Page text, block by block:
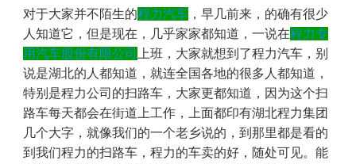
对于大家并不陌生的程力汽车 ，早几前来，的确有很少
人知道它，但是现在，几乎家家都知道，一说在程力专
用汽车股份有限公司
上班，大家就想到了程力汽车，别
说是湖北的人都知道，就连全国各地的很多人都知道，
特别是程力公司的扫路车，大家更都知道，因为这个扫
路车每天都会在街道上工作，上面都印有湖北程力集团
几个大字，就像我们的一个老乡说的，到那里都是看的
到我们程力的扫路车，程力的车卖的好，随处可见。能